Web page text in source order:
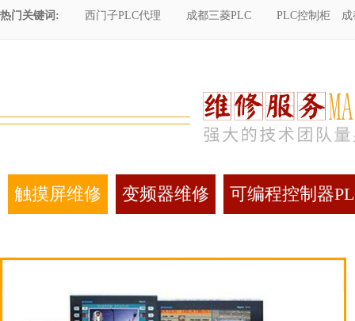
热门关键词: 西门子PLC代理 成都三菱PLC PLC控制柜
触摸屏维修 变频器维修 可编程控制器